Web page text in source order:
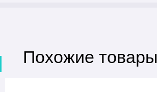
Похожие товары